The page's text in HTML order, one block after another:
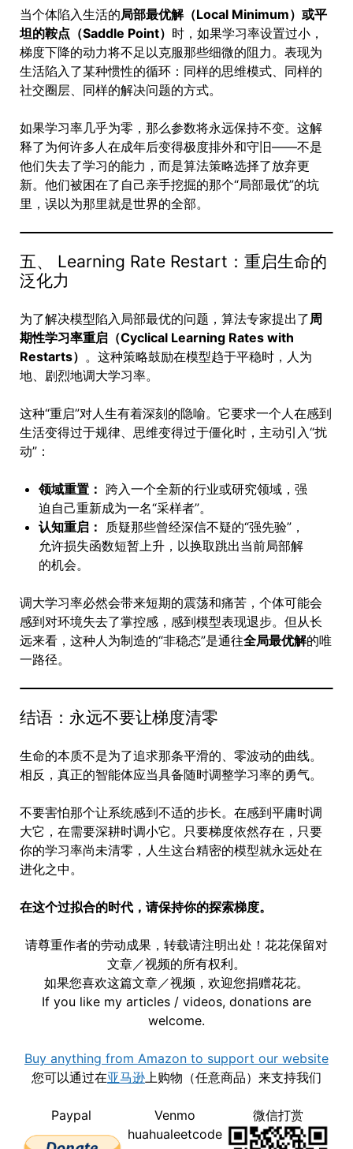
当个体陷入生活的局部最优解（Local Minimum）或平
坦的鞍点（Saddle Point） 时，如果学习率设置过小，
梯度下降的动力将不足以克服那些细微的阻力。表现为
生活陷入了某种惯性的循环：同样的思维模式、同样的
社交圈层、同样的解决问题的方式。
如果学习率几乎为零，那么参数将永远保持不变。这解
释了为何许多人在成年后变得极度排外和守旧——不是
他们失去了学习的能力，而是算法策略选择了放弃更
新。他们被困在了自己亲手挖掘的那个“局部最优”的坑
里，误以为那里就是世界的全部。
五、 Learning Rate Restart：重启生命的
泛化力
为了解决模型陷入局部最优的问题，算法专家提出了周
期性学习率重启（Cyclical Learning Rates with
Restarts） 。这种策略鼓励在模型趋于平稳时，人为
地、剧烈地调大学习率。
这种“重启”对人生有着深刻的隐喻。它要求一个人在感到
生活变得过于规律、思维变得过于僵化时，主动引入“扰
动”：
领域重置： 跨入一个全新的行业或研究领域，强
迫自己重新成为一名“采样者”。
认知重启：
质疑那些曾经深信不疑的“强先验”，
允许损失函数短暂上升，以换取跳出当前局部解
的机会。
调大学习率必然会带来短期的震荡和痛苦，个体可能会
感到对环境失去了掌控感，感到模型表现退步。但从长
远来看，这种人为制造的“非稳态”是通往全局最优解的唯
一路径。
结语：永远不要让梯度清零
生命的本质不是为了追求那条平滑的、零波动的曲线。
相反，真正的智能体应当具备随时调整学习率的勇气。
不要害怕那个让系统感到不适的步长。在感到平庸时调
大它，在需要深耕时调小它。只要梯度依然存在，只要
你的学习率尚未清零，人生这台精密的模型就永远处在
进化之中。
在这个过拟合的时代，请保持你的探索梯度。
请尊重作者的劳动成果，转载请注明出处！花花保留对
文章／视频的所有权利。
如果您喜欢这篇文章／视频，欢迎您捐赠花花。
If you like my articles / videos, donations are
welcome.
Buy anything from Amazon to support our website
您可以通过在亚马逊上购物（任意商品）来支持我们
Paypal
Venmo
huahualeetcode
微信打赏